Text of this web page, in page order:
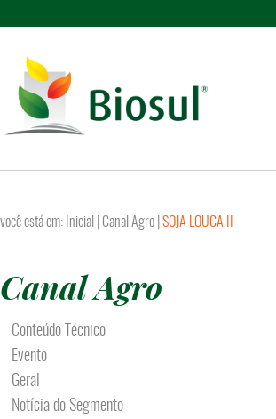
você está em: Inicial Canal Agro SOJA LOUCA II
Canal Agro
Conteúdo Técnico
Evento
Geral
Notícia do Segmento